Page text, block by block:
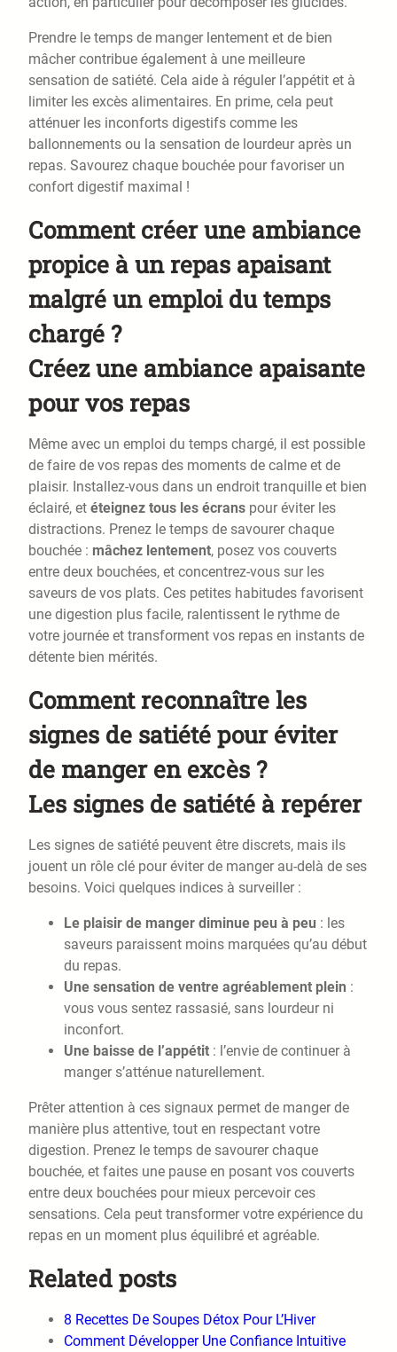
Prendre le temps de manger lentement et de bien
mâcher contribue également à une meilleure
sensation de satiété. Cela aide à réguler l’appétit et à
limiter les excès alimentaires. En prime, cela peut
atténuer les inconforts digestifs comme les
ballonnements ou la sensation de lourdeur après un
repas. Savourez chaque bouchée pour favoriser un
confort digestif maximal !
Comment créer une ambiance
propice à un repas apaisant
malgré un emploi du temps
chargé ?
Créez une ambiance apaisante
pour vos repas
Même avec un emploi du temps chargé, il est possible
de faire de vos repas des moments de calme et de
plaisir. Installez-vous dans un endroit tranquille et bien
éclairé, et éteignez tous les écrans pour éviter les
distractions. Prenez le temps de savourer chaque
bouchée : mâchez lentement, posez vos couverts
entre deux bouchées, et concentrez-vous sur les
saveurs de vos plats. Ces petites habitudes favorisent
une digestion plus facile, ralentissent le rythme de
votre journée et transforment vos repas en instants de
détente bien mérités.
Comment reconnaître les
signes de satiété pour éviter
de manger en excès ?
Les signes de satiété à repérer
Les signes de satiété peuvent être discrets, mais ils
jouent un rôle clé pour éviter de manger au-delà de ses
besoins. Voici quelques indices à surveiller :
Le plaisir de manger diminue peu à peu : les
saveurs paraissent moins marquées qu’au début
du repas.
Une sensation de ventre agréablement plein :
vous vous sentez rassasié, sans lourdeur ni
inconfort.
Une baisse de l’appétit : l’envie de continuer à
manger s’atténue naturellement.
Prêter attention à ces signaux permet de manger de
manière plus attentive, tout en respectant votre
digestion. Prenez le temps de savourer chaque
bouchée, et faites une pause en posant vos couverts
entre deux bouchées pour mieux percevoir ces
sensations. Cela peut transformer votre expérience du
repas en un moment plus équilibré et agréable.
Related posts
8 Recettes De Soupes Détox Pour L’Hiver
Comment Développer Une Confiance Intuitive